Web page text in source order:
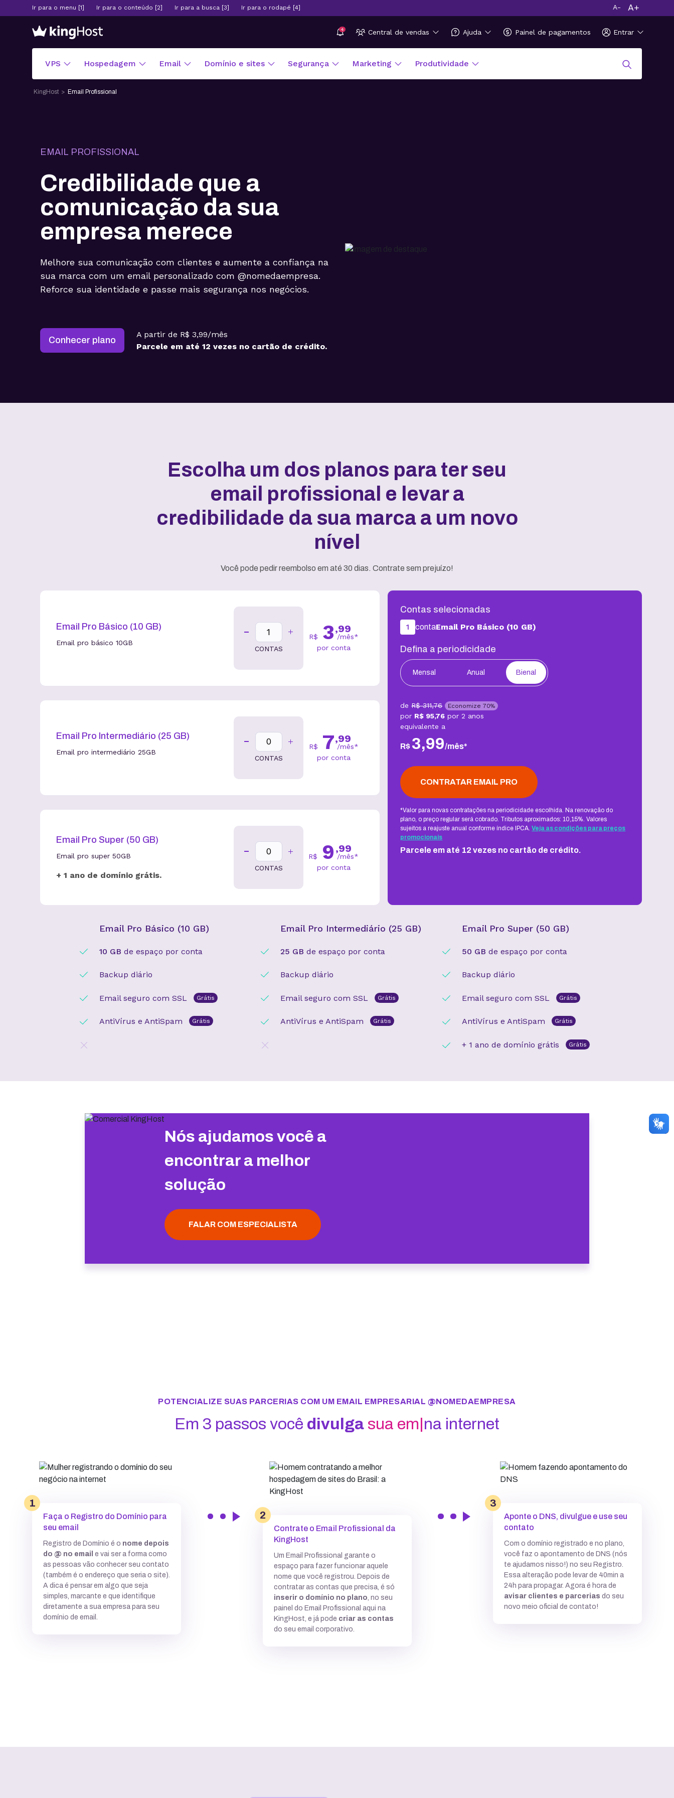
Ir para o menu [1] Ir para o conteúdo [2] Ir para a busca [3] Ir para o rodapé [4] A- A+
4 Central de vendas Ajuda Painel de pagamentos Entrar
VPS Hospedagem Email Domínio e sites Segurança Marketing Produtividade
KingHost Email Profissional
EMAIL PROFISSIONAL
Credibilidade que a
comunicação da sua
empresa merece
Melhore sua comunicação com clientes e aumente a confiança na
sua marca com um email personalizado com @nomedaempresa.
Reforce sua identidade e passe mais segurança nos negócios.
Conhecer plano
A partir de R$ 3,99/mês
Parcele em até 12 vezes no cartão de crédito.
Escolha um dos planos para ter seu
email profissional e levar a
credibilidade da sua marca a um novo
nível
Você pode pedir reembolso em até 30 dias. Contrate sem prejuízo!
Email Pro Básico (10 GB)
Email pro básico 10GB
CONTAS
R$ 3,99
/mês*
por conta
Email Pro Intermediário (25 GB)
Email pro intermediário 25GB
CONTAS
R$ 7,99
/mês*
por conta
Email Pro Super (50 GB)
Email pro super 50GB
+ 1 ano de domínio grátis.
CONTAS
R$ 9 ,99
/mês*
por conta
Contas selecionadas
1 contaEmail Pro Básico (10 GB)
Defina a periodicidade
Mensal Anual Bienal
deR$ 311,76 Economize70%
por R$ 95,76 por 2 anos
equivalente a
R$ 3,99/mês*
CONTRATAR EMAIL PRO
*Valor para novas contratações na periodicidade escolhida. Na renovação do
plano, o preço regular será cobrado. Tributos aproximados: 10,15%. Valores
sujeitos a reajuste anual conforme índice IPCA. Veja as condições para preços
promocionais
Parcele em até 12 vezes no cartão de crédito.
Email Pro Básico (10 GB) Email Pro Intermediário (25 GB) Email Pro Super (50 GB)
10 GB de espaço por conta 25 GB de espaço por conta 50 GB de espaço por conta
Backup diário Backup diário Backup diário
Email seguro com SSL Grátis Email seguro com SSL Grátis Email seguro com SSL Grátis
AntiVírus e AntiSpam Grátis AntiVírus e AntiSpam Grátis AntiVírus e AntiSpam Grátis
+ 1 ano de domínio grátis Grátis
Nós ajudamos você a
encontrar a melhor
solução
FALAR COM ESPECIALISTA
POTENCIALIZE SUAS PARCERIAS COM UM EMAIL EMPRESARIAL @NOMEDAEMPRESA
Em 3 passos vocêdivulga sua empresa| na internet
1
Faça o Registro do Domínio para
seu email
Registro de Domínio é o nome depois
do @ no email e vai ser a forma como
as pessoas vão conhecer seu contato
(também é o endereço que seria o site).
A dica é pensar em algo que seja
simples, marcante e que identifique
diretamente a sua empresa para seu
domínio de email.
2
Contrate o Email Profissional da
KingHost
Um Email Profissional garante o
espaço para fazer funcionar aquele
nome que você registrou. Depois de
contratar as contas que precisa, é só
inserir o domínio no plano , no seu
painel do Email Profissional aqui na
KingHost, e já pode criar as contas
do seu email corporativo.
3
Aponte o DNS, divulgue e use seu
contato
Com o domínio registrado e no plano,
você faz o apontamento de DNS (nós
te ajudamos nisso!) no seu Registro.
Essa alteração pode levar de 40min a
24h para propagar. Agora é hora de
avisar clientes e parcerias do seu
novo meio oficial de contato!